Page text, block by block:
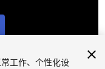
工作、个性化设